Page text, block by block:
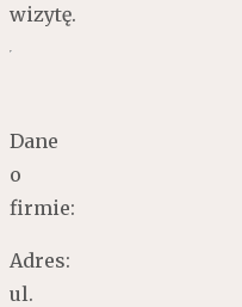
wizytę.
Dane
o
firmie:
Adres:
ul.